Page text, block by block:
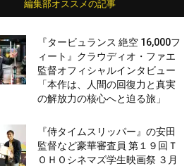
編集部オススメの記事
『タービュランス 絶空 16,000フ
ィート』クラウディオ・ファエ
監督オフィシャルインタビュー
「本作は、人間の回復力と真実
の解放力の核心へと迫る旅」
『侍タイムスリッパー』の安田
監督など豪華審査員 第１９回Ｔ
ＯＨＯシネマズ学生映画祭 ３月